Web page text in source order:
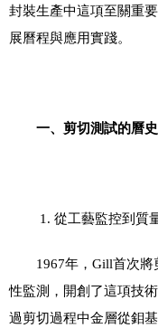
封裝生產中這項至關重
展曆程與應用實踐。
一、剪切測試的曆
1. 從工藝監控到質
1967年， Gill首次將
性監測，開創了這項技
過剪切過程中金層從鉬